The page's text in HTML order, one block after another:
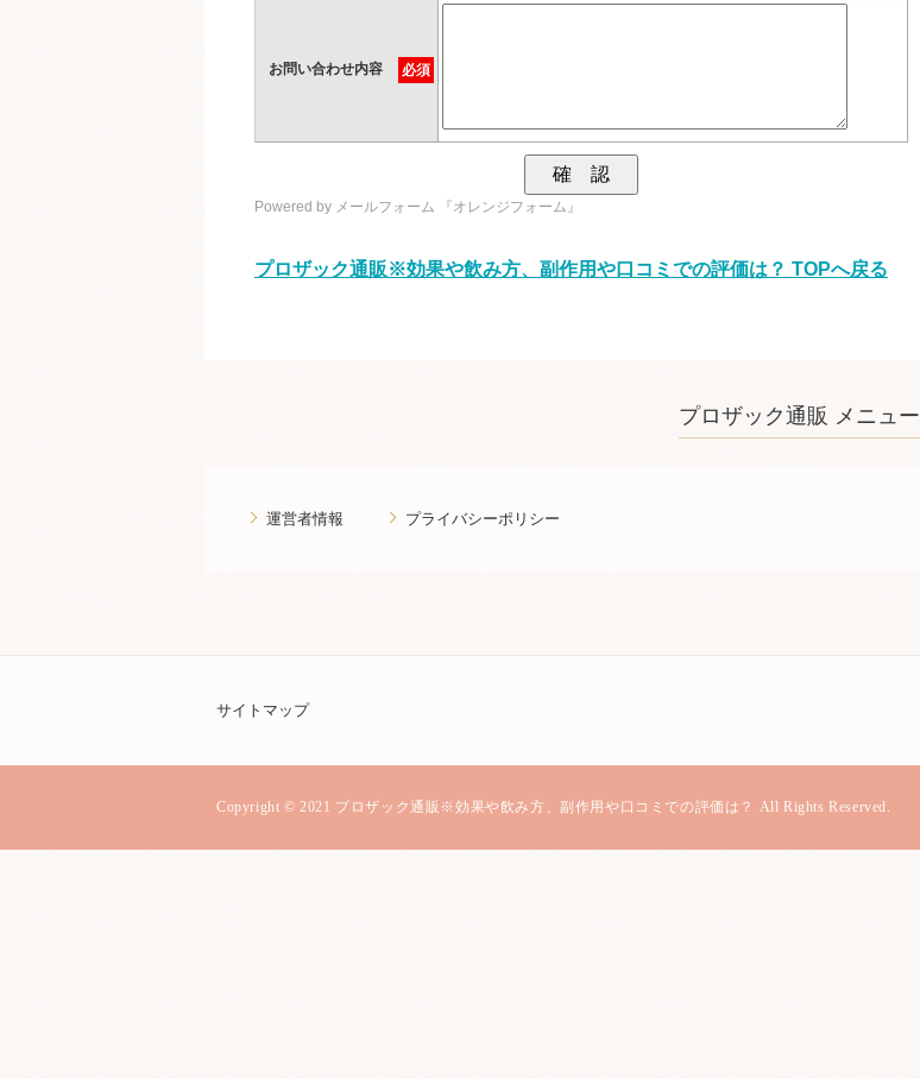
お問い合わせ内容 必須
Powered by メールフォーム 『オレンジフォーム』
プロザック通販※効果や飲み方、副作用や口コミでの評価は？ TOPへ戻る
プロザック通販 メニュー
運営者情報 プライバシーポリシー
サイトマップ
Copyright © 2021 プロザック通販※効果や飲み方、副作用や口コミでの評価は？ All Rights Reserved.